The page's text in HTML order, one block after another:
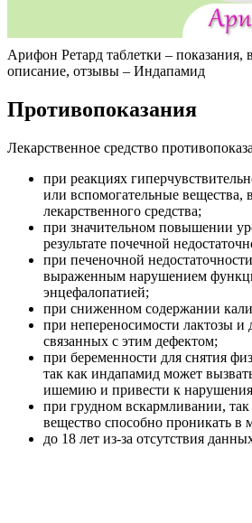
Арифон Ретард таблетки – показания,
описание, отзывы – Индапамид
Противопоказания
Лекарственное средство
при реакциях
или вспомогательные вещества,
лекарственного средства;
при значительном повышении
результате почечной
при печеночной
выраженным нарушением
энцефалопатией;
при сниженном содержании
при непереносимости лактозы и
связанных с этим дефектом;
при беременности для снятия
так как индапамид может
ишемию и привести к
при грудном вскармливании,
вещество способно проникать в
до 18 лет из-за отсутствия